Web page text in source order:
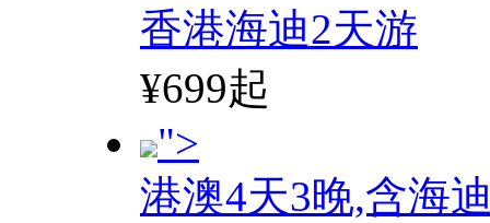
香港海迪2天游
¥699起
">
港澳4天3晚,含海